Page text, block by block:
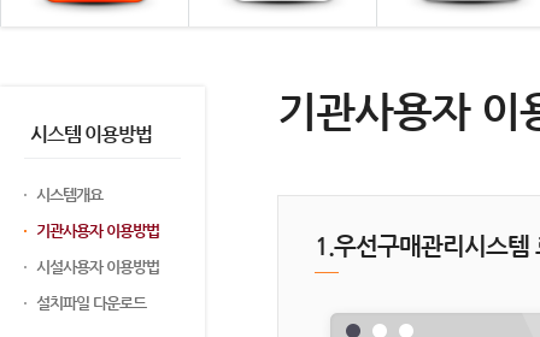
시스템 이용방법
시스템개요
기관사용자 이용방법
시설사용자 이용방법
설치파일 다운로드
기관사용자 이
1.우선구매관리시스템